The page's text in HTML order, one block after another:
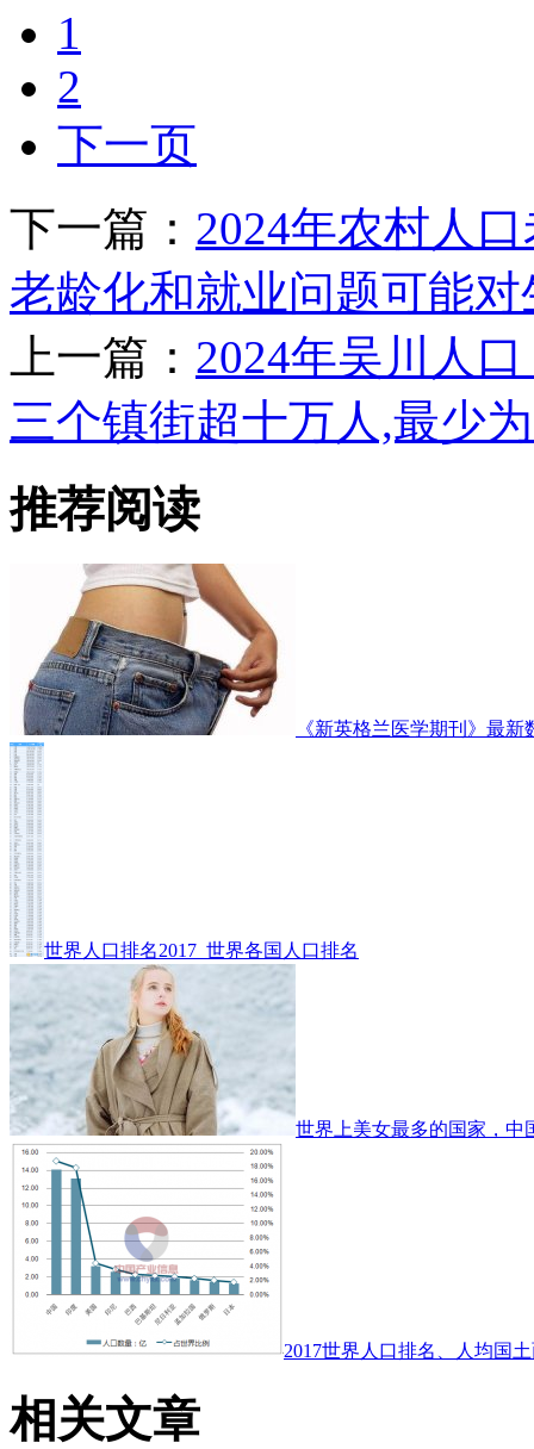
1
2
下一页
下一篇： 2024年农村人
老龄化和就业问题可能
上一篇： 2024年吴川人
三个镇街超十万人,最少
推荐阅读
《新英格兰医学期刊》最
世界人口排名2017_世界各国人口排名
世界上美女最多的国家，中
2017世界人口排名、人均国
相关文章